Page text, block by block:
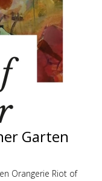
Garten
Orangerie Riot of